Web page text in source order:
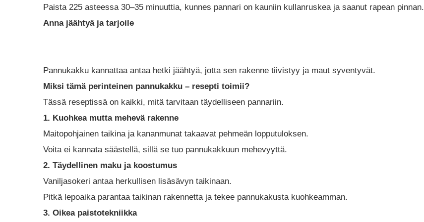
Paista 225 asteessa 30–35 minuuttia, kunnes pannari on kauniin kullanruskea ja saanut rapean pinnan.
Anna jäähtyä ja tarjoile
Pannukakku kannattaa antaa hetki jäähtyä, jotta sen rakenne tiivistyy ja maut syventyvät.
Miksi tämä perinteinen pannukakku – resepti toimii?
Tässä reseptissä on kaikki, mitä tarvitaan täydelliseen pannariin.
1. Kuohkea mutta mehevä rakenne
Maitopohjainen taikina ja kananmunat takaavat pehmeän lopputuloksen.
Voita ei kannata säästellä, sillä se tuo pannukakkuun mehevyyttä.
2. Täydellinen maku ja koostumus
Vaniljasokeri antaa herkullisen lisäsävyn taikinaan.
Pitkä lepoaika parantaa taikinan rakennetta ja tekee pannukakusta kuohkeamman.
3. Oikea paistotekniikka